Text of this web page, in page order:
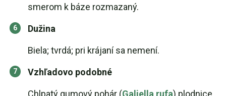
smerom k báze rozmazaný.
Dužina
Biela; tvrdá; pri krájaní sa nemení.
Vzhľadovo podobné
Chlpatý gumový pohár (Galiella rufa) plodnice